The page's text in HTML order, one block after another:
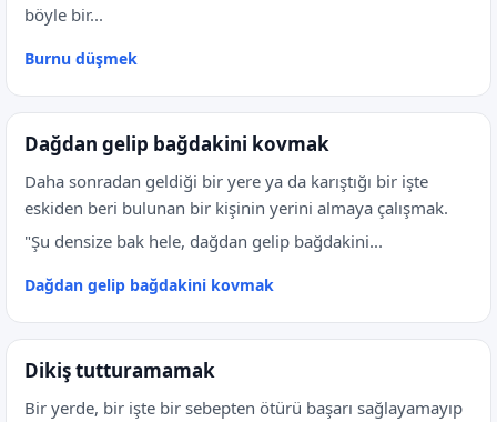
böyle bir...
Burnu düşmek
Dağdan gelip bağdakini kovmak
Daha sonradan geldiği bir yere ya da karıştığı bir işte
eskiden beri bulunan bir kişinin yerini almaya çalışmak.
"Şu densize bak hele, dağdan gelip bağdakini...
Dağdan gelip bağdakini kovmak
Dikiş tutturamamak
Bir yerde, bir işte bir sebepten ötürü başarı sağlayamayıp